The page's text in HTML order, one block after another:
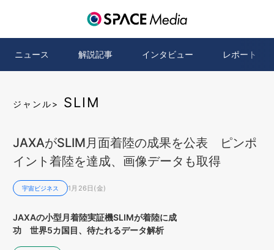
ニュース 解説記事 インタビュー レポート
ジャンル> SLIM
JAXAがSLIM月面着陸の成果を公表 ピンポ
イント着陸を達成、画像データも取得
宇宙ビジネス 1月26日(金)
JAXAの小型月着陸実証機SLIMが着陸に成
功 世界5カ国目、待たれるデータ解析